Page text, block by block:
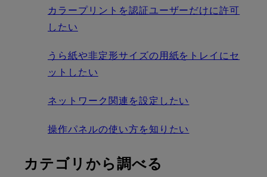
カラープリントを認証ユーザーだけに許可
したい
うら紙や非定形サイズの用紙をトレイにセ
ットしたい
ネットワーク関連を設定したい
操作パネルの使い方を知りたい
カテゴリから調べる